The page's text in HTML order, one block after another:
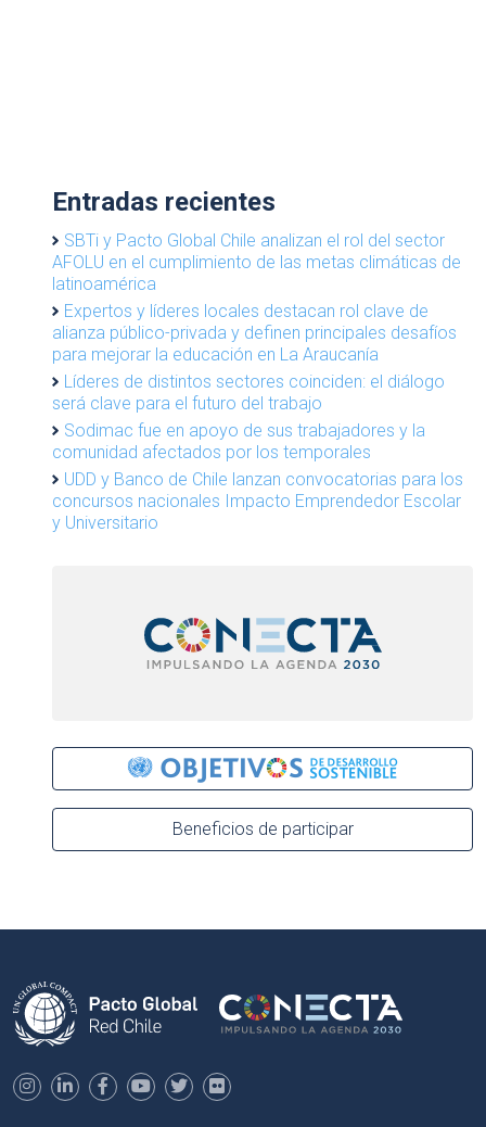
Entradas recientes
SBTi y Pacto Global Chile analizan el rol del sector
AFOLU en el cumplimiento de las metas climáticas de
latinoamérica
Expertos y líderes locales destacan rol clave de
alianza público-privada y definen principales desafíos
para mejorar la educación en La Araucanía
Líderes de distintos sectores coinciden: el diálogo
será clave para el futuro del trabajo
Sodimac fue en apoyo de sus trabajadores y la
comunidad afectados por los temporales
UDD y Banco de Chile lanzan convocatorias para los
concursos nacionales Impacto Emprendedor Escolar
y Universitario
Beneficios de participar